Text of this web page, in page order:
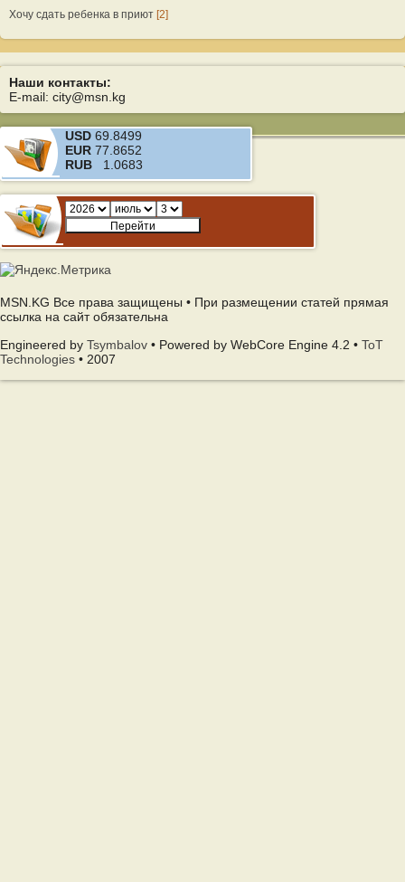
Хочу сдать ребенка в приют [2]
Наши контакты:
E-mail: city@msn.kg
USD 69.8499
EUR 77.8652
RUB 1.0683
MSN.KG Все права защищены • При размещении статей прямая
ссылка на сайт обязательна
Engineered by Tsymbalov • Powered by WebCore Engine 4.2 • ToT
Technologies • 2007